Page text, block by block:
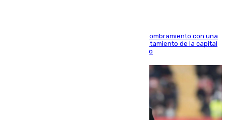
Ana Mestre estrena su agenda oficial tras su nombramiento con una
doble visita a la Diputación Provincial y al Ayuntamiento de la capital
para sellar una etapa de colaboración y diálogo